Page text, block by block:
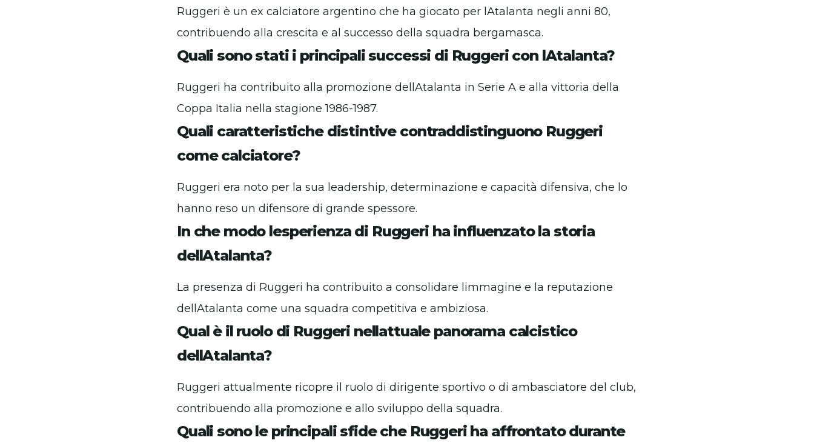
Ruggeri è un ex calciatore argentino che ha giocato per lAtalanta negli anni 80,
contribuendo alla crescita e al successo della squadra bergamasca.
Quali sono stati i principali successi di Ruggeri con lAtalanta?
Ruggeri ha contribuito alla promozione dellAtalanta in Serie A e alla vittoria della
Coppa Italia nella stagione 1986-1987.
Quali caratteristiche distintive contraddistinguono Ruggeri
come calciatore?
Ruggeri era noto per la sua leadership, determinazione e capacità difensiva, che lo
hanno reso un difensore di grande spessore.
In che modo lesperienza di Ruggeri ha influenzato la storia
dellAtalanta?
La presenza di Ruggeri ha contribuito a consolidare limmagine e la reputazione
dellAtalanta come una squadra competitiva e ambiziosa.
Qual è il ruolo di Ruggeri nellattuale panorama calcistico
dellAtalanta?
Ruggeri attualmente ricopre il ruolo di dirigente sportivo o di ambasciatore del club,
contribuendo alla promozione e allo sviluppo della squadra.
Quali sono le principali sfide che Ruggeri ha affrontato durante